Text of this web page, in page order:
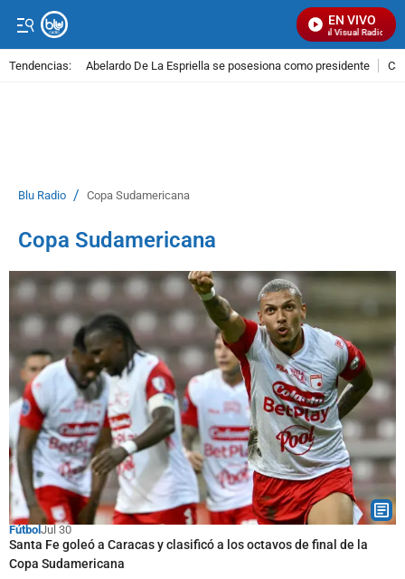
EN VIVO
Señal Visual Radio
Tendencias: Abelardo De La Espriella se posesiona como presidente
Blu Radio / Copa Sudamericana
Copa Sudamericana
FútbolJul 30
Santa Fe goleó a Caracas y clasificó a los octavos de final de la
Copa Sudamericana